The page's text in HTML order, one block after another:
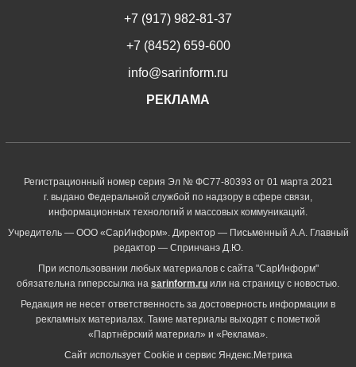
+7 (917) 982-81-37
+7 (8452) 659-600
info@sarinform.ru
РЕКЛАМА
Регистрационный номер серия Эл № ФС77-80393 от 01 марта 2021
г. выдано Федеральной службой по надзору в сфере связи,
информационных технологий и массовых коммуникаций.
Учредитель — ООО «СарИнформ». Директор — Письменный А.А. Главный
редактор — Спринчанэ Д.Ю.
При использовании любых материалов с сайта "СарИнформ"
обязательна гиперссылка на sarinform.ru или на страницу с новостью.
Редакция не несет ответственность за достоверность информации в
рекламных материалах. Такие материалы выходят с пометкой
«Партнёрский материал» и «Реклама».
Сайт использует Cookie и сервиc Яндекс.Метрика